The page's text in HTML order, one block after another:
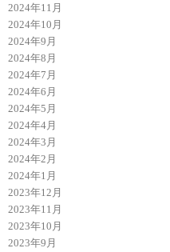
2024年11月
2024年10月
2024年9月
2024年8月
2024年7月
2024年6月
2024年5月
2024年4月
2024年3月
2024年2月
2024年1月
2023年12月
2023年11月
2023年10月
2023年9月